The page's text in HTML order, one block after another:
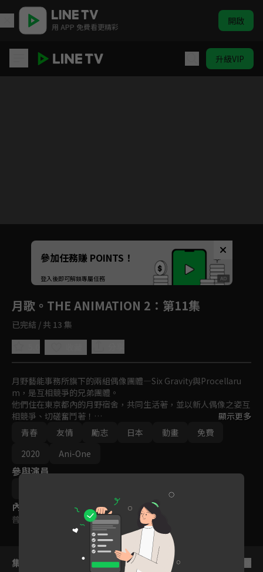
用 APP 免費看更精彩 開啟
升級VIP
Unmute
如有不便請見諒
參加任務賺 POINTS！
登入後即可解鎖專屬任務
月歌。THE ANIMATION 2 ：第11集
已完結 / 共 13 集
月野藝能事務所旗下的兩組偶像團體―Six Gravity與Procellaru
m，是互相競爭的兄弟團體。
他們住在東京都內的月野宿舍，共同生活著，並以新人偶像之姿互
相競爭、切磋奮鬥著！
男孩們努力進行偶像活動時的閃耀姿態，以及平凡日常生活中的真
實樣貌，都在此呈現。
Gravi與Procella的偶像日常故事，即將開始。
顯示更多
青春
友情 勵志 日本 動畫
免費
2020
Ani-One
參與演員
內容標籤
普遍級
集數列表